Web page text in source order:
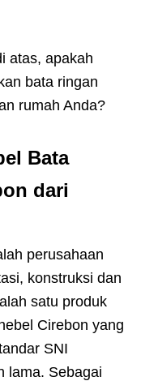
atas, apakah
bata ringan
rumah Anda?
Bata
dari
perusahaan
konstruksi dan
satu produk
Cirebon yang
SNI
lama. Sebagai